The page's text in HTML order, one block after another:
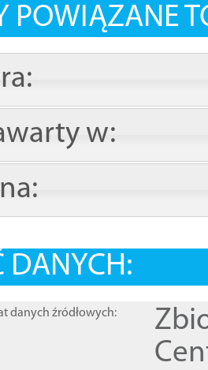
POWIĄZANE
w:
DANYCH:
danych źródłowych: